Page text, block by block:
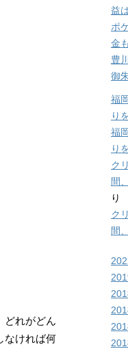
どれがどん
なければ何
益
ポ
金
豊
御
福
り
福
り
ク
間
り
ク
間